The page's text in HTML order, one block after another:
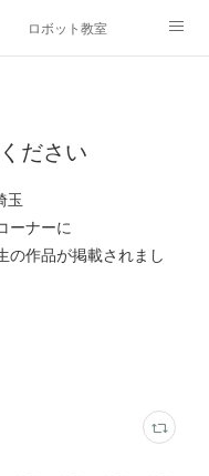
ロボット教室
ださい
玉
ナーに
の作品が掲載されまし